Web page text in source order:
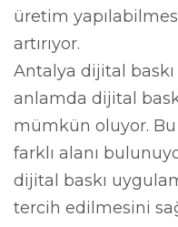
üretim
artırıyor.
Antalya dijital
anlamda dijital
mümkün oluyor.
farklı alanı
dijital baskı
tercih edilmesini